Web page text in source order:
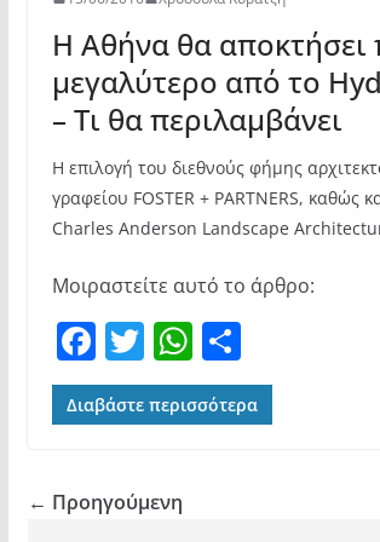
Η Αθήνα θα αποκτήσει
μεγαλύτερο από το
– Τι θα περιλαμβάνει
Η επιλογή του διεθνούς φήμης
γραφείου FOSTER + PARTNERS, καθώς
Charles Anderson Landscape
Μοιραστείτε αυτό το άρθρο:
F
a
c
b
T
w
itt
W
h
at
Μ
οι
ρ
Διαβάστε περισσότερα
← Προηγούμενη